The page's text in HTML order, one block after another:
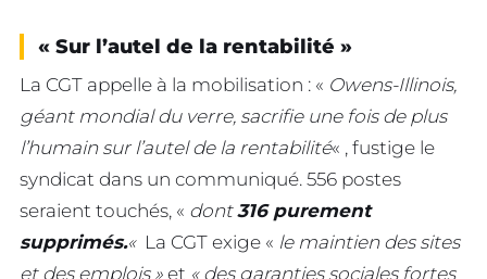
« Sur l’autel de la rentabilité »
La CGT appelle à la mobilisation : « Owens-Illinois,
géant mondial du verre, sacrifie une fois de plus
l’humain sur l’autel de la rentabilité« , fustige le
syndicat dans un communiqué. 556 postes
seraient touchés, « dont316 purement
supprimés.« La CGT exige « le maintien des sites
et des emplois » et « des garanties sociales fortes